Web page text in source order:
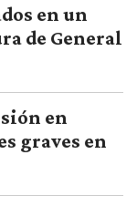
en un
de General
en
graves en